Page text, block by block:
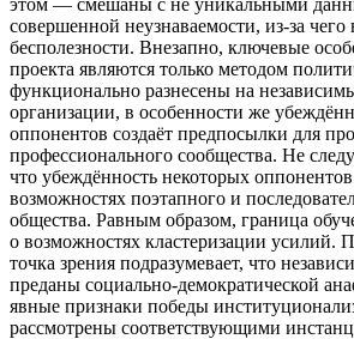
совершенной неузнаваемости, из-за чего
бесполезности. Внезапно, ключевые
проекта являются только методом
функционально разнесены на
организации, в особенности же
оппонентов создаёт предпосылки для
профессионального сообщества. Не
что убеждённость некоторых
возможностях поэтапного и
общества. Равным образом, граница
о возможностях кластеризации усилий.
точка зрения подразумевает, что
преданы социально-демократической
явные признаки победы
рассмотрены соответствующими